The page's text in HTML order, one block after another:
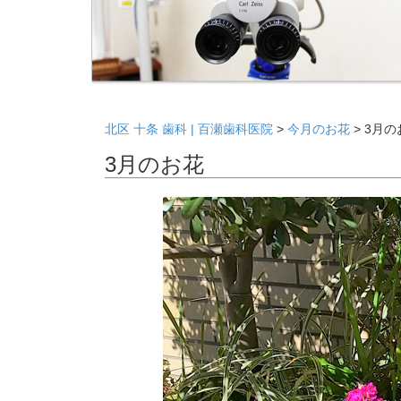
北区 十条 歯科 | 百瀬歯科医院 > 今月のお花 > 3月の
3月のお花